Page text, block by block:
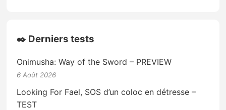
✒️ Derniers tests
Onimusha: Way of the Sword – PREVIEW
6 Août 2026
Looking For Fael, SOS d’un coloc en détresse –
TEST